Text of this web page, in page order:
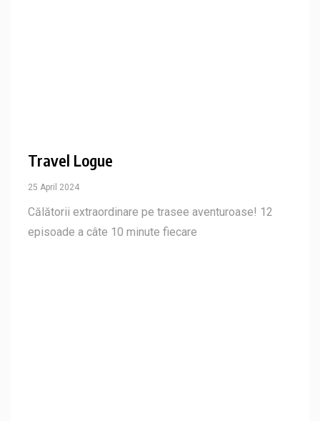
Travel Logue
25 April 2024
Călătorii extraordinare pe trasee aventuroase! 12
episoade a câte 10 minute fiecare